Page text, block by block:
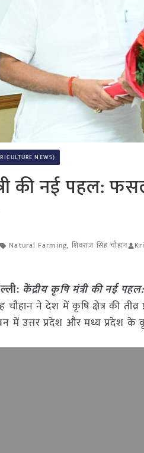
NEWS)
की नई पहल:
Natural Farming,शिवराज सिंह चौहान
: केंद्रीय कृषि मंत्री की नई
चौहान ने देश में कृषि क्षेत्र
में उत्तर प्रदेश और मध्य प्रदेश के